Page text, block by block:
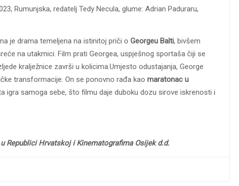
Rumunjska, redatelj Tedy Necula, glume: Adrian Paduraru,
je drama temeljena na istinitoj priči o Georgeu Balti, bivšem
na utakmici. Film prati Georgea, uspješnog sportaša čiji se
kralježnice završi u kolicima.Umjesto odustajanja, George
transformacije. On se ponovno rađa kao maratonac u
igra samoga sebe, što filmu daje duboku dozu sirove iskrenosti i
Republici Hrvatskoj i Kinematografima Osijek d.d.